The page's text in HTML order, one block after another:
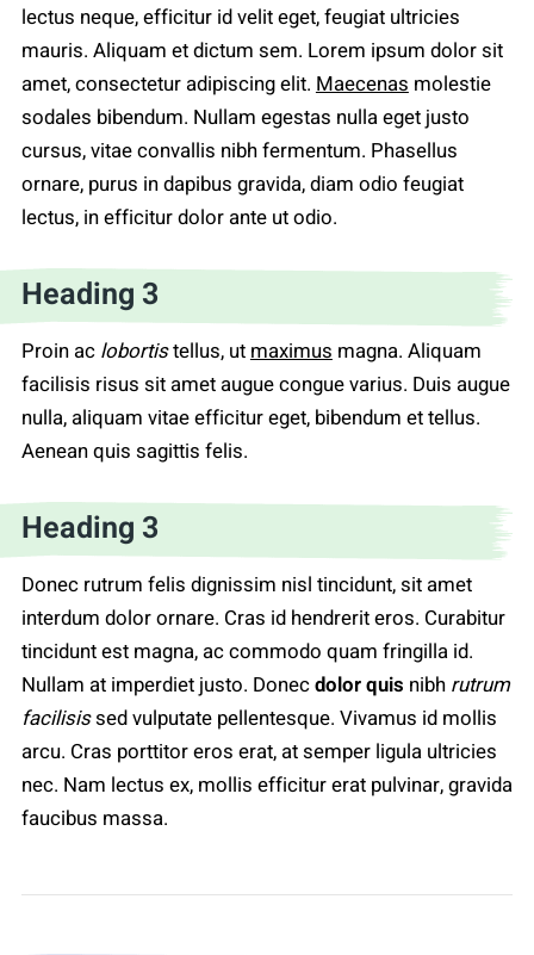
lectus neque, efficitur id velit eget, feugiat ultricies
mauris. Aliquam et dictum sem. Lorem ipsum dolor sit
amet, consectetur adipiscing elit. Maecenas molestie
sodales bibendum. Nullam egestas nulla eget justo
cursus, vitae convallis nibh fermentum. Phasellus
ornare, purus in dapibus gravida, diam odio feugiat
lectus, in efficitur dolor ante ut odio.
Heading 3
Proin ac lobortistellus, ut maximus magna. Aliquam
facilisis risus sit amet augue congue varius. Duis augue
nulla, aliquam vitae efficitur eget, bibendum et tellus.
Aenean quis sagittis felis.
Heading 3
Donec rutrum felis dignissim nisl tincidunt, sit amet
interdum dolor ornare. Cras id hendrerit eros. Curabitur
tincidunt est magna, ac commodo quam fringilla id.
Nullam at imperdiet justo. Donecdolor quis nibh rutrum
facilisissed vulputate pellentesque. Vivamus id mollis
arcu. Cras porttitor eros erat, at semper ligula ultricies
nec. Nam lectus ex, mollis efficitur erat pulvinar, gravida
faucibus massa.